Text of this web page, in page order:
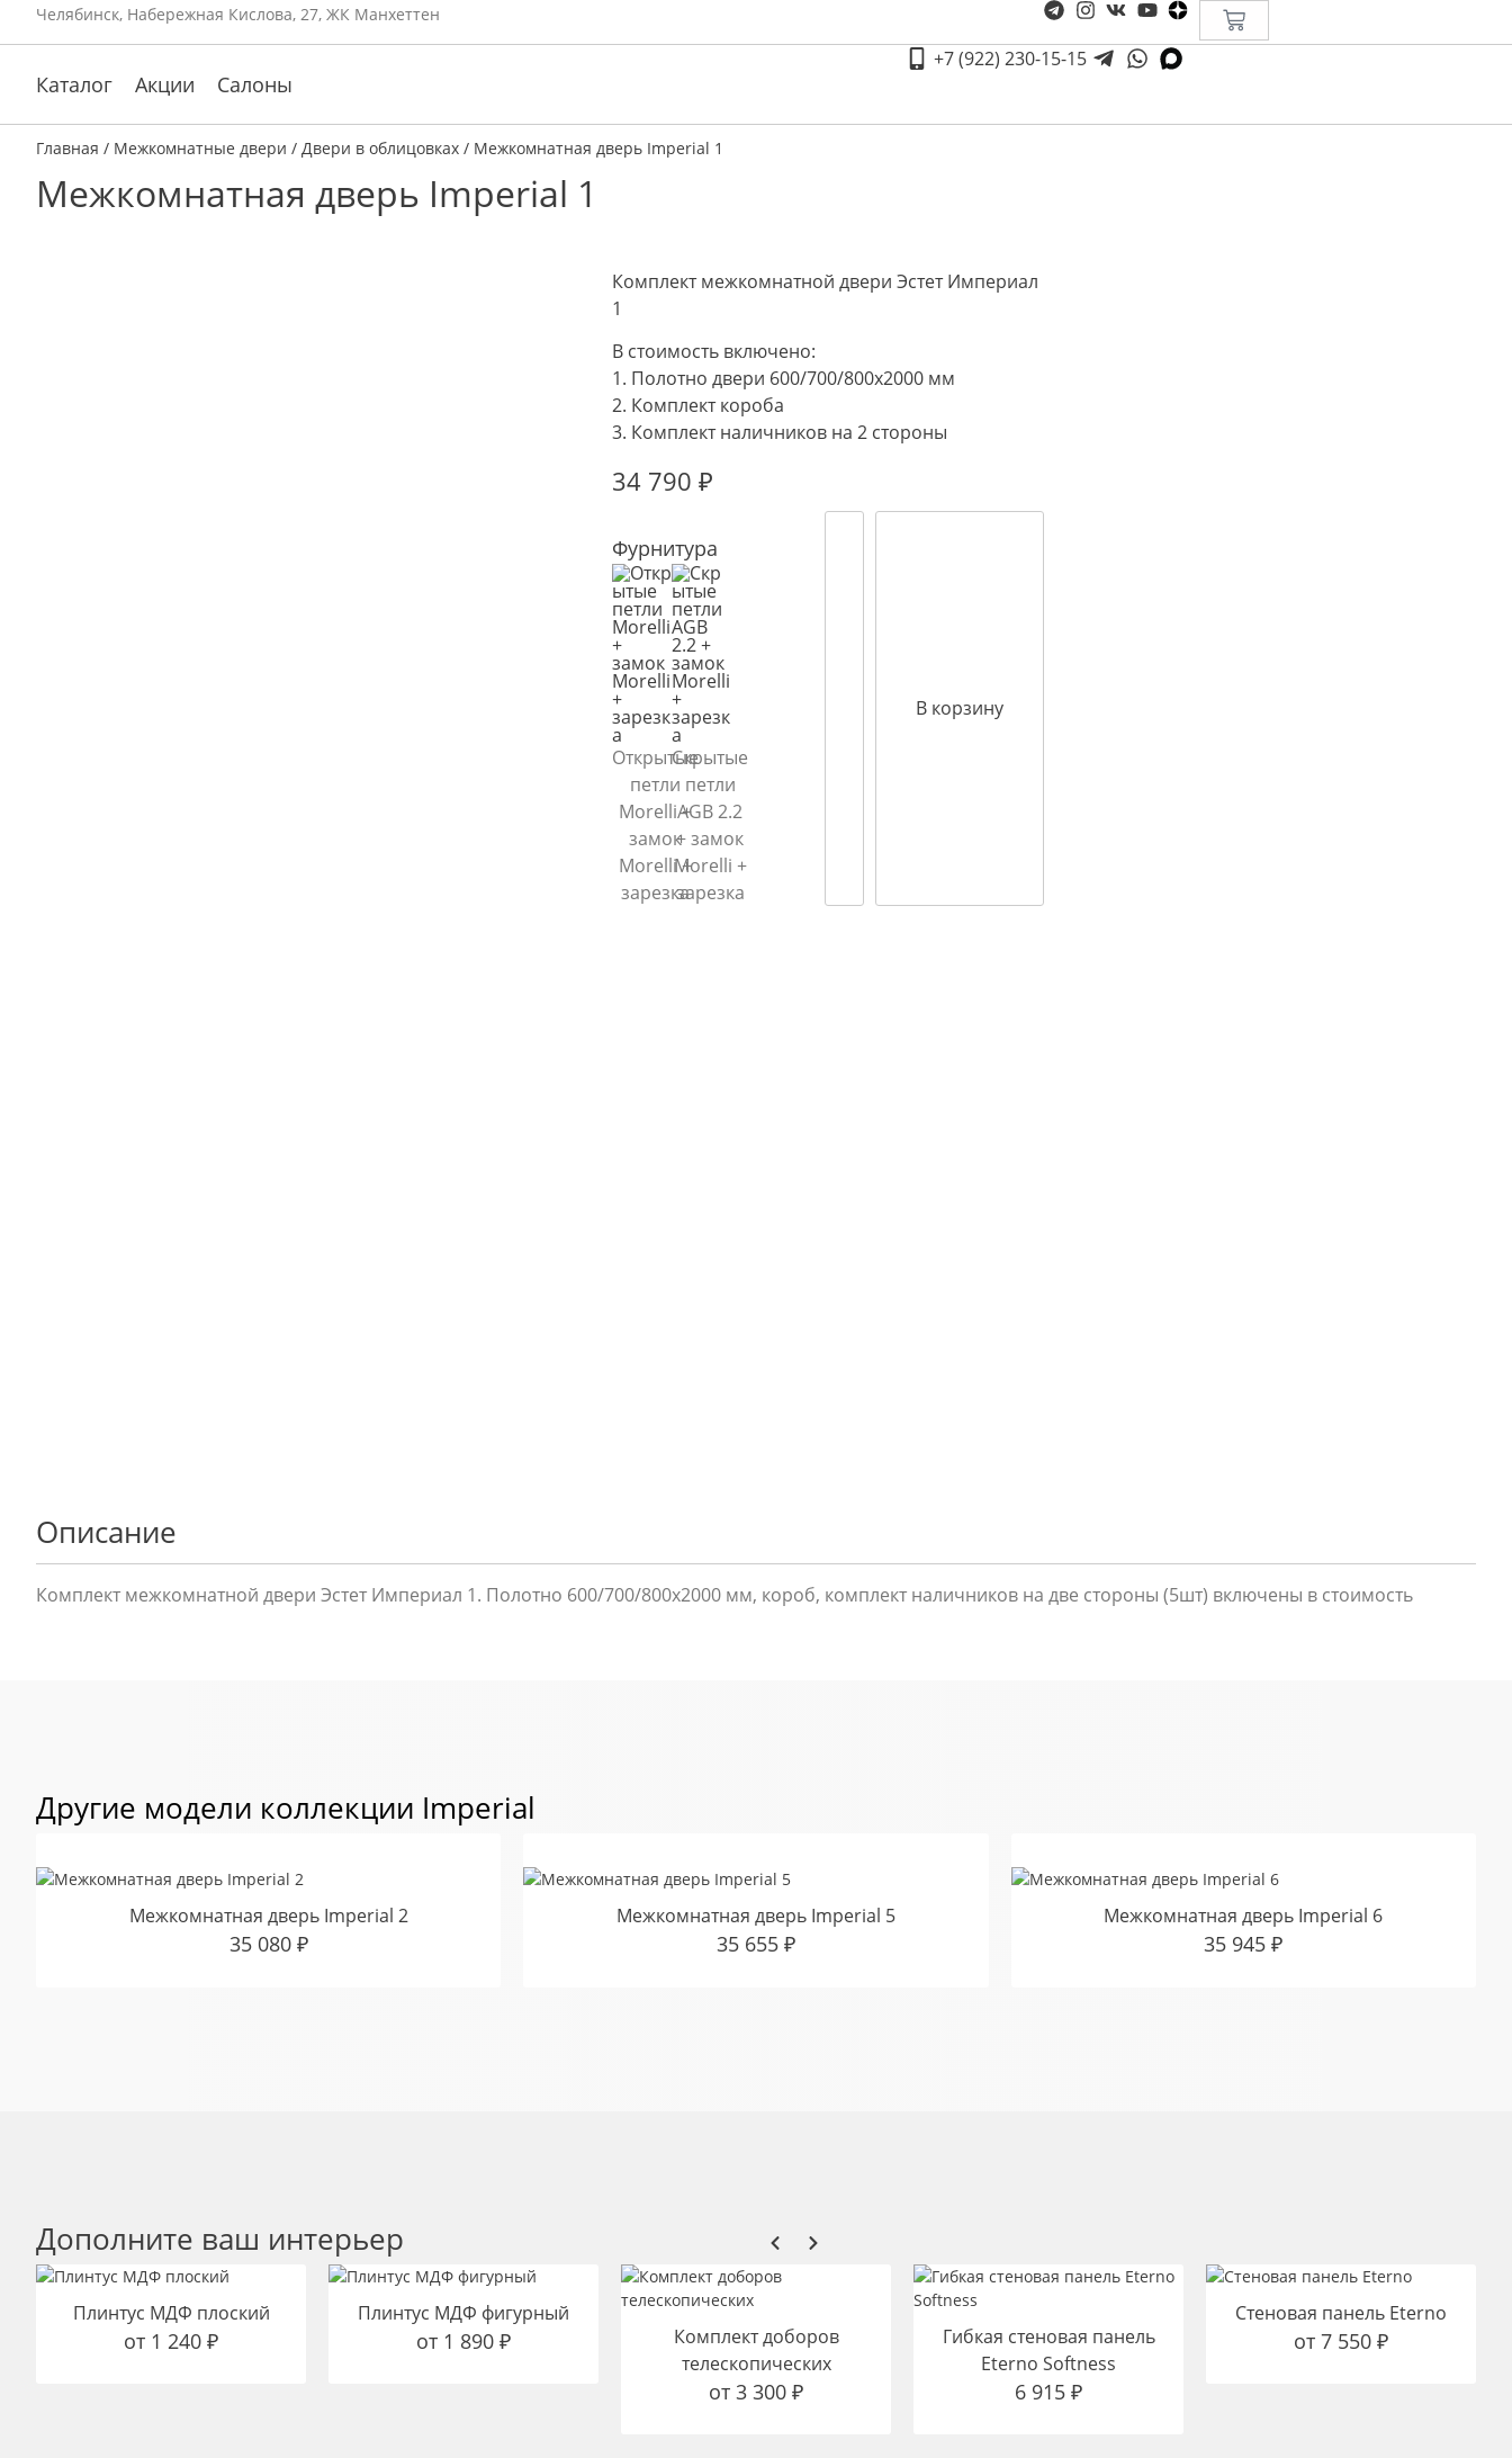
Челябинск, Набережная Кислова, 27, ЖК Манхеттен
Каталог Акции Салоны
+7 (922) 230-15-15
Главная / Межкомнатные двери / Двери в облицовках / Межкомнатная дверь Imperial 1
Межкомнатная дверь Imperial 1
Комплект межкомнатной двери Эстет Империал
1
В стоимость включено:
1. Полотно двери 600/700/800х2000 мм
2. Комплект короба
3. Комплект наличников на 2 стороны
34 790 ₽
Фурнитура
Открытые
петли
Morelli +
замок
Morelli +
зарезка
Скрытые
петли
AGB 2.2
+ замок
Morelli +
зарезка
В корзину
Описание
Комплект межкомнатной двери Эстет Империал 1. Полотно 600/700/800х2000 мм, короб, комплект наличников на две стороны (5шт) включены в стоимость
Другие модели коллекции Imperial
Межкомнатная дверь Imperial 2
35 080 ₽
Межкомнатная дверь Imperial 5
35 655 ₽
Межкомнатная дверь Imperial 6
35 945₽
Дополните ваш интерьер
Плинтус МДФ плоский
от 1 240 ₽
Плинтус МДФ фигурный
от 1 890 ₽
Комплект доборов
телескопических
от 3 300 ₽
Гибкая стеновая панель
Eterno Softness
6 915 ₽
Стеновая панель Eterno
от 7 550 ₽